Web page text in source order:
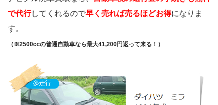
で代行してくれるので早く売れば売るほどお得になりま
す。
（※2500ccの普通自動車なら最大41,200円返って来る！）